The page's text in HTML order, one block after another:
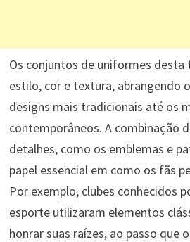
Os conjuntos de uniformes
estilo, cor e textura, abrangendo
designs mais tradicionais até os
contemporâneos. A combinação
detalhes, como os emblemas e
papel essencial em como os fãs
Por exemplo, clubes conhecidos
esporte utilizaram elementos
honrar suas raízes, ao passo que